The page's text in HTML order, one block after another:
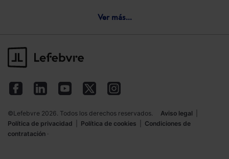
Ver más...
©Lefebvre 2026. Todos los derechos reservados. Aviso legal
Política de privacidad
Política de cookies
Condiciones de
contratación ·